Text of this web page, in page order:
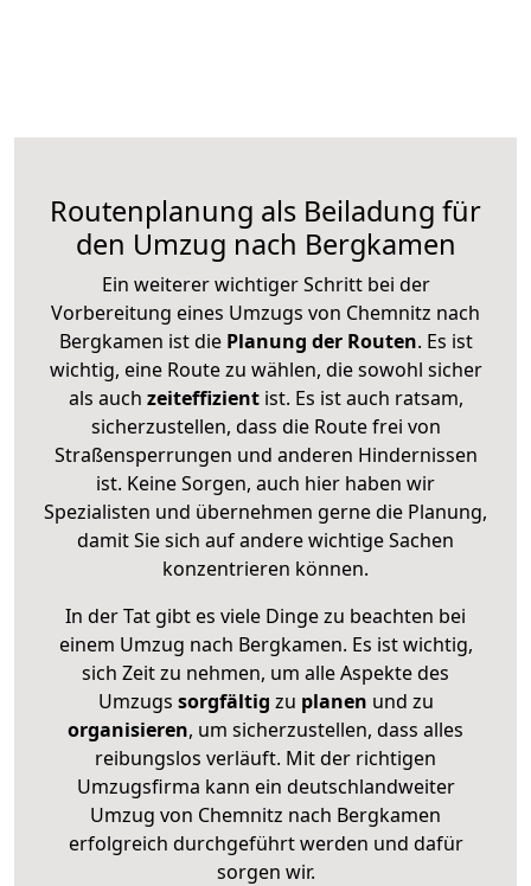
Routenplanung als Beiladung für
den Umzug nach Bergkamen
Ein weiterer wichtiger Schritt bei der
Vorbereitung eines Umzugs von Chemnitz nach
Bergkamen ist diePlanung der Routen. Es ist
wichtig, eine Route zu wählen, die sowohl sicher
als auch zeiteffizientist. Es ist auch ratsam,
sicherzustellen, dass die Route frei von
Straßensperrungen und anderen Hindernissen
ist. Keine Sorgen, auch hier haben wir
Spezialisten und übernehmen gerne die Planung,
damit Sie sich auf andere wichtige Sachen
konzentrieren können.
In der Tat gibt es viele Dinge zu beachten bei
einem Umzug nach Bergkamen. Es ist wichtig,
sich Zeit zu nehmen, um alle Aspekte des
Umzugs sorgfältig zu planen und zu
organisieren, um sicherzustellen, dass alles
reibungslos verläuft. Mit der richtigen
Umzugsfirma kann ein deutschlandweiter
Umzug von Chemnitz nach Bergkamen
erfolgreich durchgeführt werden und dafür
sorgen wir.